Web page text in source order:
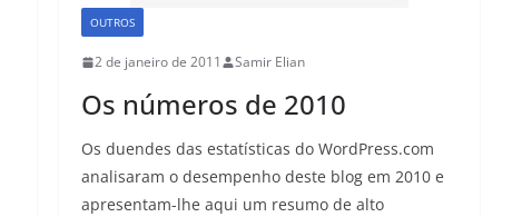
OUTROS
2 de janeiro de 2011 Samir Elian
Os números de 2010
Os duendes das estatísticas do WordPress.com
analisaram o desempenho deste blog em 2010 e
apresentam-lhe aqui um resumo de alto